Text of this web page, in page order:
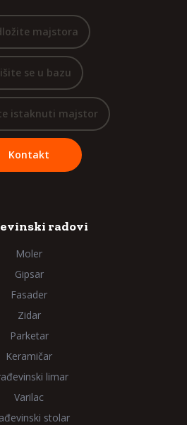
majstora
se u bazu
istaknuti majstor
Kontakt
radovi
Moler
Gipsar
Fasader
Zidar
Parketar
Keramičar
limar
Varilac
stolar